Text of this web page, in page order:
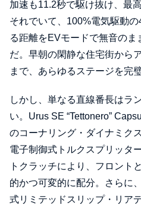
加速も11.2秒で駆け抜け、最
それでいて、100%電気駆動
る距離をEVモードで無音の
だ。早朝の閑静な住宅街から
まで、あらゆるステージを完
しかし、単なる直線番長はラ
い。Urus SE “Tettonero”
のコーナリング・ダイナミク
電子制御式トルクスプリッタ
トクラッチにより、フロント
的かつ可変的に配分。さらに
式リミテッドスリップ・リア